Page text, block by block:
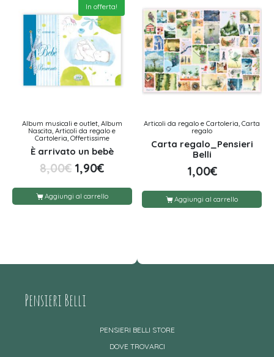
In offerta!
Album musicali e outlet, Album
Nascita, Articoli da regalo e
Cartoleria, Offertissime
È arrivato un bebè
8,00€ 1,90€
Aggiungi al carrello
Articoli da regalo e Cartoleria, Carta
regalo
Carta regalo_Pensieri
Belli
1,00€
Aggiungi al carrello
Pensieri Belli
PENSIERI BELLI STORE
DOVE TROVARCI